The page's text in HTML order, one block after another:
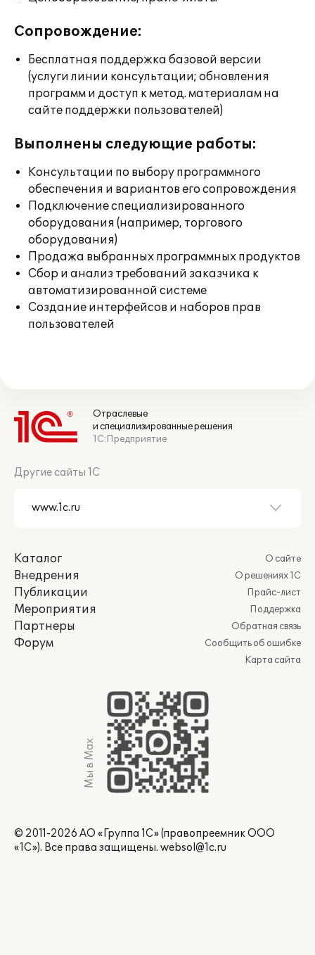
Сопровождение:
Бесплатная поддержка базовой версии
(услуги линии консультации; обновления
программ и доступ к метод. материалам на
сайте поддержки пользователей)
Выполнены следующие работы:
Консультации по выбору программного
обеспечения и вариантов его сопровождения
Подключение специализированного
оборудования (например, торгового
оборудования)
Продажа выбранных программных продуктов
Сбор и анализ требований заказчика к
автоматизированной системе
Создание интерфейсов и наборов прав
пользователей
Отраслевые
и специализированные решения
1С:Предприятие
Другие сайты 1С
Каталог
Внедрения
Публикации
Мероприятия
Партнеры
Форум
О сайте
О решениях 1С
Прайс-лист
Поддержка
Обратная связь
Сообщить об ошибке
Карта сайта
Мы в Max
© 2011-2026 АО «Группа 1С» (правопреемник ООО
«1С»). Все права защищены. websol@1c.ru